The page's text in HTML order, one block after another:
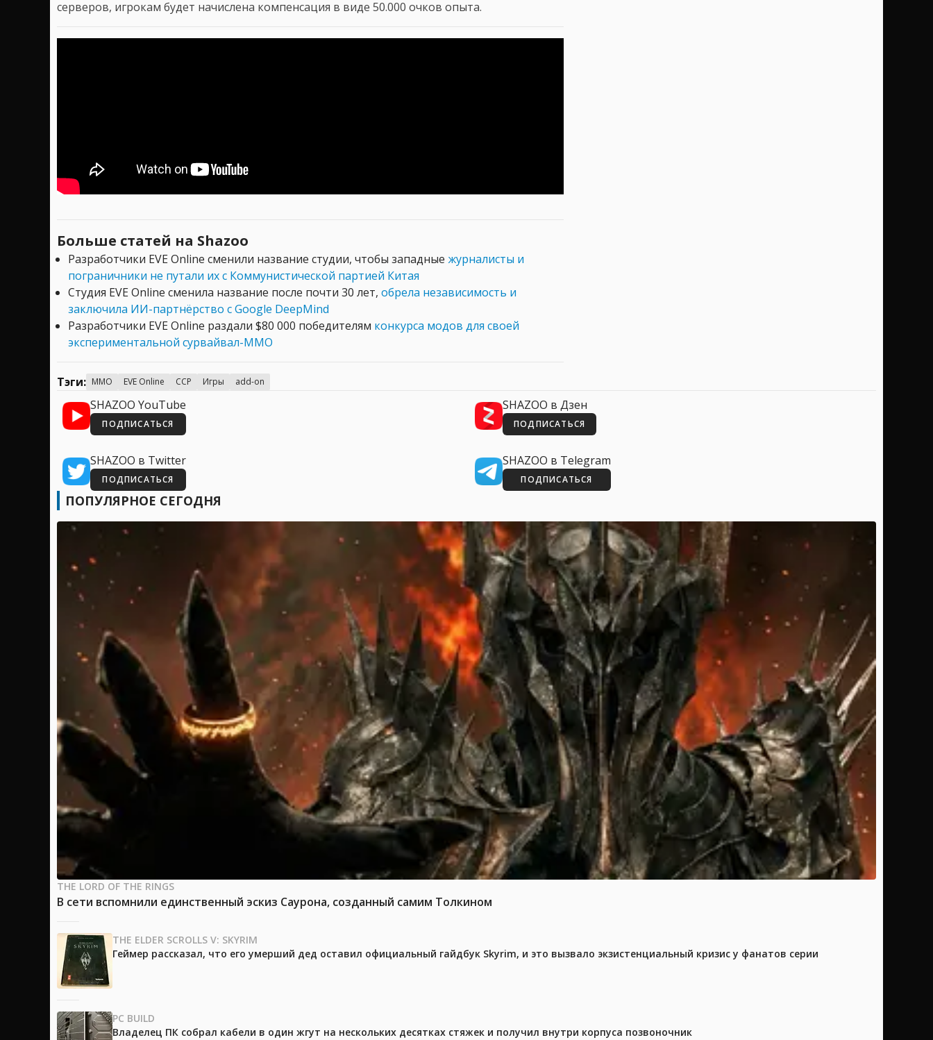
серверов, игрокам будет начислена компенсация в виде 50.000 очков опыта.
Больше статей на Shazoo
Разработчики EVE Online сменили название студии, чтобы западные журналисты и
пограничники не путали их с Коммунистической партией Китая
Студия EVE Online сменила название после почти 30 лет, обрела независимость и
заключила ИИ-партнёрство с Google DeepMind
Разработчики EVE Online раздали $80 000 победителям конкурса модов для своей
экспериментальной сурвайвал-MMO
Тэги: MMO EVE Online CCP Игры add-on
SHAZOO YouTube
ПОДПИСАТЬСЯ
SHAZOO в Дзен
ПОДПИСАТЬСЯ
SHAZOO в Twitter
ПОДПИСАТЬСЯ
SHAZOO в Telegram
ПОДПИСАТЬСЯ
ПОПУЛЯРНОЕ СЕГОДНЯ
THE LORD OF THE RINGS
В сети вспомнили единственный эскиз Саурона, созданный самим Толкином
THE ELDER SCROLLS V: SKYRIM
Геймер рассказал, что его умерший дед оставил официальный гайдбук Skyrim, и это вызвало экзистенциальный кризис у фанатов серии
PC BUILD
Владелец ПК собрал кабели в один жгут на нескольких десятках стяжек и получил внутри корпуса позвоночник